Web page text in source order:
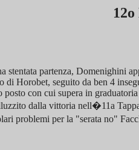
stentata partenza, Domenighini
di Horobet, seguito da ben 4
posto con cui supera in
dalla vittoria nell�11a
problemi per la "serata no"